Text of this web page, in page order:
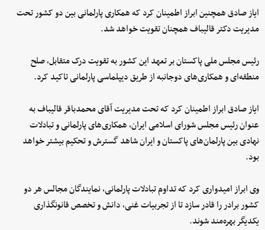
ایاز صادق همچنین ابراز اطمینان کرد که همکاری پارلمانی بین دو کشور تحت
مدیریت دکتر قالیباف همچنان تقویت خواهد شد.
رئیس مجلس ملی پاکستان بر تعهد این کشور به تقویت درک متقابل، صلح
منطقه‌ای و همکاری‌های دوجانبه از طریق دیپلماسی پارلمانی تاکید کرد.
ایاز صادق ابراز اطمینان کرد که تحت مدیریت آقای محمدباقر قالیباف به
عنوان رئیس مجلس شورای اسلامی ایران، همکاری‌های پارلمانی و تبادلات
نهادی بین پارلمان‌های پاکستان و ایران شاهد گسترش و تحکیم بیشتر خواهد
بود.
وی ابراز امیدواری کرد که تداوم تبادلات پارلمانی، نمایندگان مجالس هر دو
کشور برادر را قادر سازد تا از تجربیات غنی، دانش و تخصص قانونگذاری
یکدیگر بهره‌مند شوند.